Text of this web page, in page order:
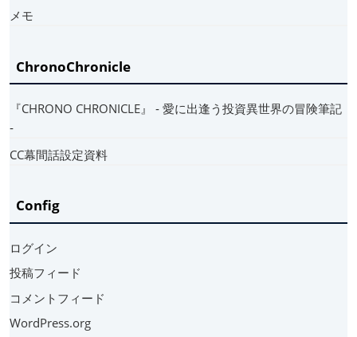
メモ
ChronoChronicle
『CHRONO CHRONICLE』 ‐ 愛に出逢う投資異世界の冒険筆記
‐
CC幕間話設定資料
Config
ログイン
投稿フィード
コメントフィード
WordPress.org